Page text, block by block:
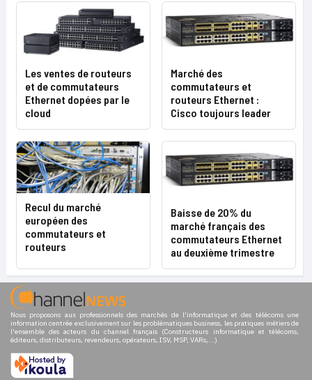
Les ventes de routeurs
et de commutateurs
Ethernet dopées par le
cloud
Marché des
commutateurs et
routeurs Ethernet :
Cisco toujours leader
Recul du marché
européen des
commutateurs et
routeurs
Baisse de 20% du
marché français des
commutateurs Ethernet
au deuxième trimestre
Nous proposons aux professionnels des marchés de l'informatique et des télécoms une
information centrée exclusivement sur les problématiques business, les pratiques métiers de
l'ensemble des acteurs du channel français (Constructeurs informatique et télécoms,
éditeurs, distributeurs, revendeurs, opérateurs, ISV, MSP, VARs,...)